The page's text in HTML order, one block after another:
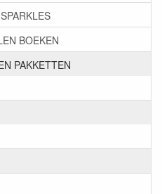
BOEKEN
PAKKETTEN